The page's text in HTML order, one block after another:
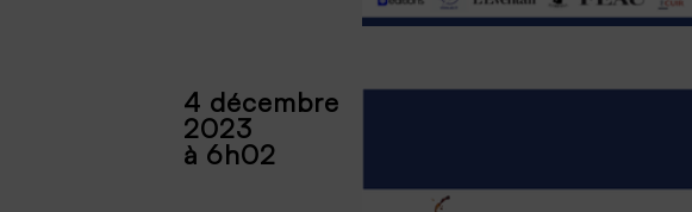
4 décembre
2023
à 6h02